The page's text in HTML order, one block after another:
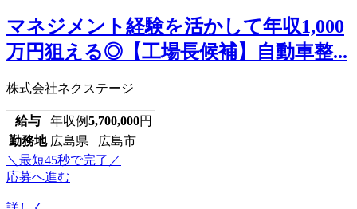
マネジメント経験を活かして年収1,000
万円狙える◎【工場長候補】自動車整...
株式会社ネクステージ
給与 年収例5,700,000円
勤務地 広島県 広島市
＼最短45秒で完了／
応募へ進む